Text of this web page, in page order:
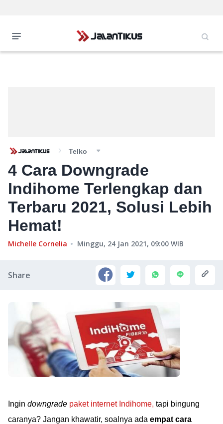
Telko
4 Cara Downgrade
Indihome Terlengkap dan
Terbaru 2021, Solusi Lebih
Hemat!
Michelle Cornelia Minggu, 24 Jan 2021, 09:00 WIB
Share
Ingin downgrade paket internet Indihome, tapi bingung
caranya? Jangan khawatir, soalnya ada empat cara